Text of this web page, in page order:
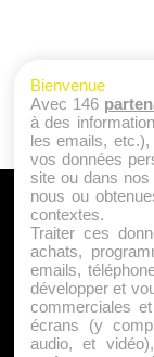
Bienvenue
Avec 146
à des
les emails,
vos données
site ou dans
nous ou
contextes.
Traiter ces
achats,
emails,
développer et
commerciales
écrans (y
audio, et